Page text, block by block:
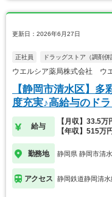
更新日：2026年6月27日
正社員 ドラッグストア（調剤併
ウエルシア薬局株式会社 ウ
【静岡市清水区】多
度充実♪高給与のド
給与
【月収】33.5万
【年収】515万
勤務地 静岡県 静岡市清
アクセス 静岡鉄道静岡清